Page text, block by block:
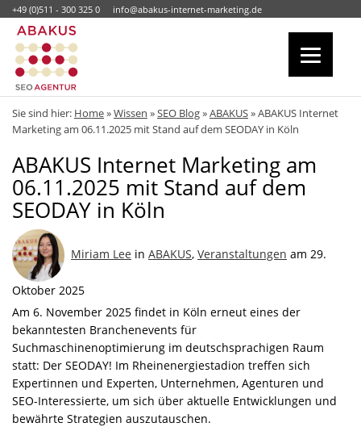
+49 (0)511 - 300 325 0 info@abakus-internet-marketing.de
Sie sind hier: Home»Wissen »SEO Blog»ABAKUS»ABAKUS Internet
Marketing am 06.11.2025 mit Stand auf dem SEODAY in Köln
ABAKUS Internet Marketing am
06.11.2025 mit Stand auf dem
SEODAY in Köln
Miriam Lee in ABAKUS, Veranstaltungen am 29.
Oktober 2025
Am 6. November 2025 findet in Köln erneut eines der
bekanntesten Branchenevents für
Suchmaschinenoptimierung im deutschsprachigen Raum
statt: Der SEODAY! Im Rheinenergiestadion treffen sich
Expertinnen und Experten, Unternehmen, Agenturen und
SEO-Interessierte, um sich über aktuelle Entwicklungen und
bewährte Strategien auszutauschen.